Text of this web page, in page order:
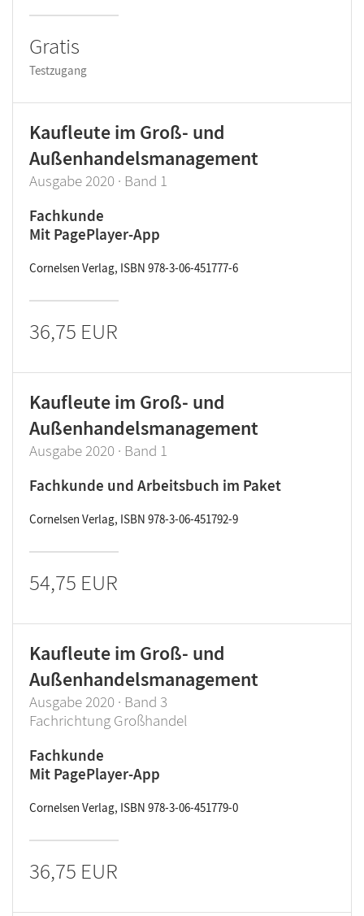
Gratis
Testzugang
Kaufleute im Groß- und
Außenhandelsmanagement
Ausgabe 2020 · Band 1
Fachkunde
Mit PagePlayer-App
Cornelsen Verlag, ISBN 978-3-06-451777-6
36,75 EUR
Kaufleute im Groß- und
Außenhandelsmanagement
Ausgabe 2020 · Band 1
Fachkunde und Arbeitsbuch im Paket
Cornelsen Verlag, ISBN 978-3-06-451792-9
54,75 EUR
Kaufleute im Groß- und
Außenhandelsmanagement
Ausgabe 2020 · Band 3
Fachrichtung Großhandel
Fachkunde
Mit PagePlayer-App
Cornelsen Verlag, ISBN 978-3-06-451779-0
36,75 EUR